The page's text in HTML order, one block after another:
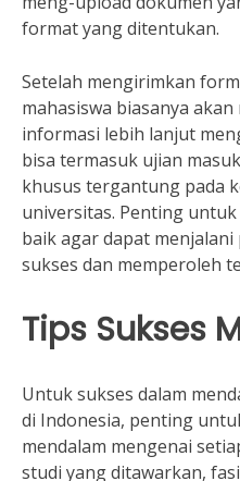
format yang ditentukan.
Setelah mengirimkan
mahasiswa biasanya
informasi lebih lanjut
bisa termasuk ujian
khusus tergantung pada
universitas. Penting
baik agar dapat
sukses dan memperoleh
Tips Sukses
Untuk sukses dalam
di Indonesia, penting
mendalam mengenai
studi yang ditawarkan,